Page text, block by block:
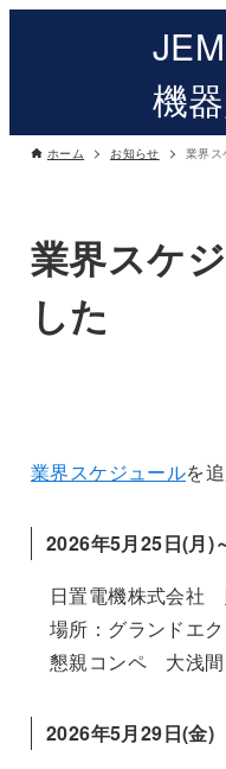
機
ホーム お知らせ 業界ス
業界スケ
した
業界スケジュールを
2026年5月25日(月)
日置電機株式会社
場所：グランドエ
懇親コンペ 大浅間
2026年5月29日(金)